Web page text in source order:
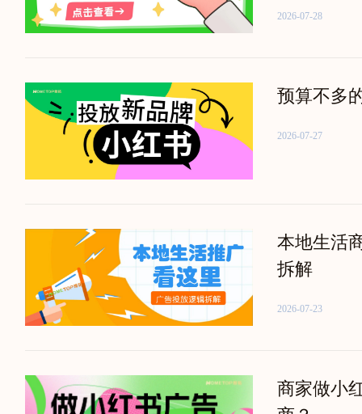
2026-07-28
预算不多
2026-07-27
本地生活
拆解
2026-07-23
商家做小